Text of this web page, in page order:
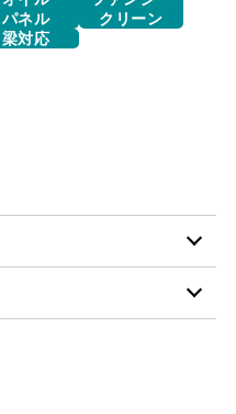
パネル
クリーン
梁対応